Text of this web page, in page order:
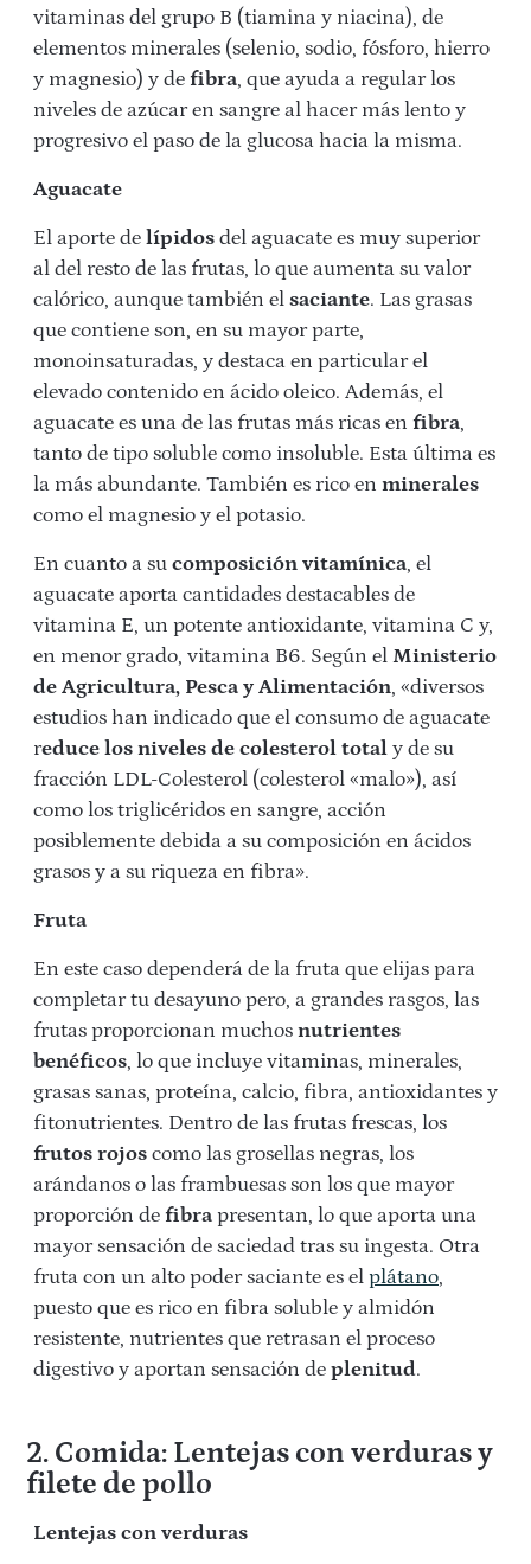
vitaminas del grupo B (tiamina y niacina), de
elementos minerales (selenio, sodio, fósforo, hierro
y magnesio) y de fibra, que ayuda a regular los
niveles de azúcar en sangre al hacer más lento y
progresivo el paso de la glucosa hacia la misma.
Aguacate
El aporte de lípidos del aguacate es muy superior
al del resto de las frutas, lo que aumenta su valor
calórico, aunque también el saciante. Las grasas
que contiene son, en su mayor parte,
monoinsaturadas, y destaca en particular el
elevado contenido en ácido oleico. Además, el
aguacate es una de las frutas más ricas en fibra,
tanto de tipo soluble como insoluble. Esta última es
la más abundante. También es rico en minerales
como el magnesio y el potasio.
En cuanto a su composición vitamínica, el
aguacate aporta cantidades destacables de
vitamina E, un potente antioxidante, vitamina C y,
en menor grado, vitamina B6. Según el Ministerio
de Agricultura, Pesca y Alimentación, «diversos
estudios han indicado que el consumo de aguacate
reduce los niveles de colesterol total y de su
fracción LDL-Colesterol (colesterol «malo»), así
como los triglicéridos en sangre, acción
posiblemente debida a su composición en ácidos
grasos y a su riqueza en fibra».
Fruta
En este caso dependerá de la fruta que elijas para
completar tu desayuno pero, a grandes rasgos, las
frutas proporcionan muchos nutrientes
benéficos, lo que incluye vitaminas, minerales,
grasas sanas, proteína, calcio, fibra, antioxidantes y
fitonutrientes. Dentro de las frutas frescas, los
frutos rojos como las grosellas negras, los
arándanos o las frambuesas son los que mayor
proporción de fibra presentan, lo que aporta una
mayor sensación de saciedad tras su ingesta. Otra
fruta con un alto poder saciante es el plátano,
puesto que es rico en fibra soluble y almidón
resistente, nutrientes que retrasan el proceso
digestivo y aportan sensación de plenitud.
2. Comida: Lentejas con verduras y
filete de pollo
Lentejas con verduras